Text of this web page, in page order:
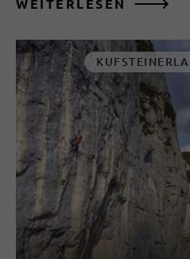
WEITERLESEN